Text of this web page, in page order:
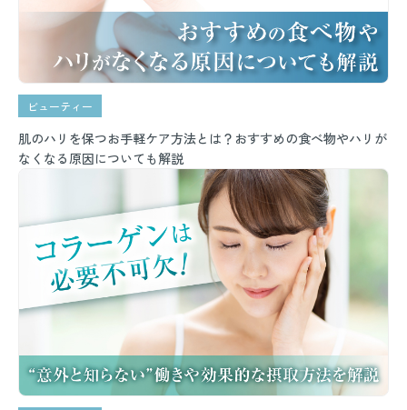
ビューティー
肌のハリを保つお手軽ケア方法とは？おすすめの食べ物やハリが
なくなる原因についても解説